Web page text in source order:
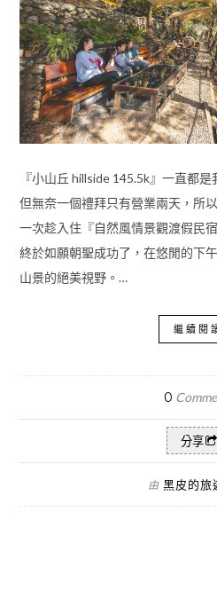
『小山丘 hillside 145.5k』一直都
但無奈一個禮拜只有營業兩天，所
一次趁入住『自然風情景觀渡假民
終於如願朝聖成功了，在悠閒的下
山景的絕美視野。…
繼續閱
0
分享
由 黑皮的旅